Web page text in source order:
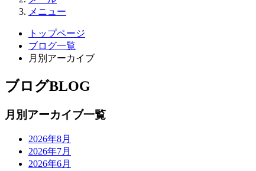
メニュー
トップページ
ブログ一覧
月別アーカイブ
ブログBLOG
月別アーカイブ一覧
2026年8月
2026年7月
2026年6月